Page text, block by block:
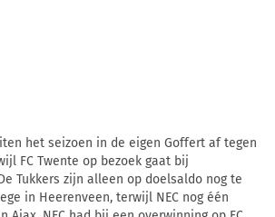
het seizoen in de eigen Goffert af tegen
FC Twente op bezoek gaat bij
Tukkers zijn alleen op doelsaldo nog te
in Heerenveen, terwijl NEC nog één